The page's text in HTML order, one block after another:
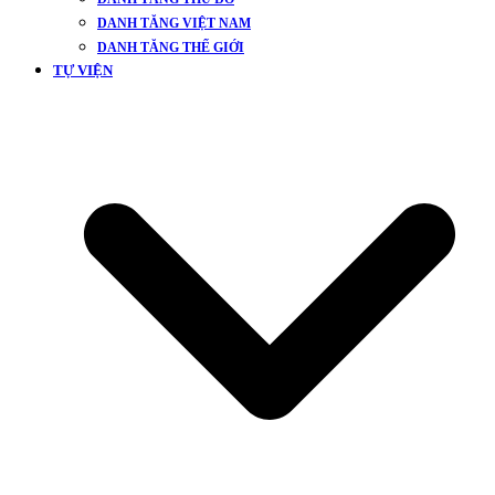
DANH TĂNG VIỆT NAM
DANH TĂNG THẾ GIỚI
TỰ VIỆN